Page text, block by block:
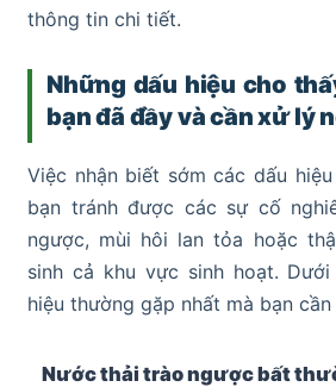
thông tin chi tiết.
Những dấu hiệu cho
bạn đã đầy và cần xử lý
Việc nhận biết sớm các dấu
bạn tránh được các sự cố
ngược, mùi hôi lan tỏa hoặc
sinh cả khu vực sinh hoạt.
hiệu thường gặp nhất mà bạn
Nước thải trào ngược bất